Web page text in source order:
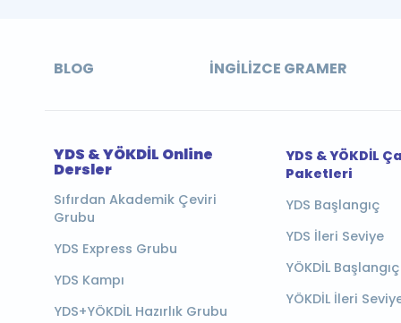
BLOG İNGILIZCE GRAMER
YDS & YÖKDİL Online
Dersler
Sıfırdan Akademik Çeviri
Grubu
YDS Express Grubu
YDS Kampı
YDS+YÖKDİL Hazırlık Grubu
YDS & YÖKDİL
Paketleri
YDS Başlangıç
YDS İleri Seviye
YÖKDİL Başlangıç
YÖKDİL İleri